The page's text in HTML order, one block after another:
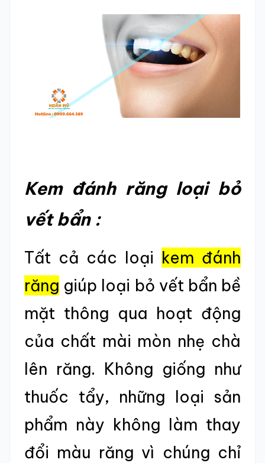
Kem đánh răng loại bỏ
vết bẩn :
Tất cả các loại kem đánh
răng giúp loại bỏ vết bẩn bề
mặt thông qua hoạt động
của chất mài mòn nhẹ chà
lên răng. Không giống như
thuốc tẩy, những loại sản
phẩm này không làm thay
đổi màu răng vì chúng chỉ